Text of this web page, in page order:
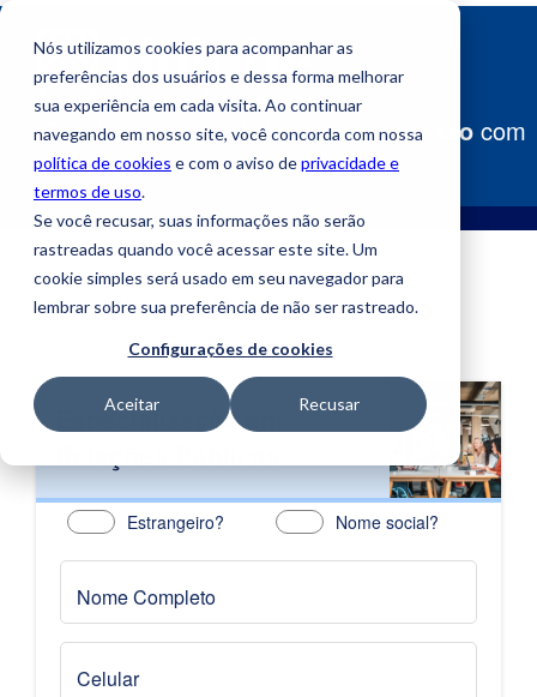
Nós utilizamos cookies para acompanhar as
preferências dos usuários e dessa forma melhorar
sua experiência em cada visita. Ao continuar
navegando em nosso site, você concorda com nossa
política de cookies e com o aviso deprivacidade e
termos de uso.
Se você recusar, suas informações não serão
rastreadas quando você acessar este site. Um
cookie simples será usado em seu navegador para
lembrar sobre sua preferência de não ser rastreado.
Configurações de cookies
Aceitar Recusar
Construaseu caminho para o sucesso com
a Uniube!
Especialização em
Estrangeiro? Nome social?
Nome Completo
Celular